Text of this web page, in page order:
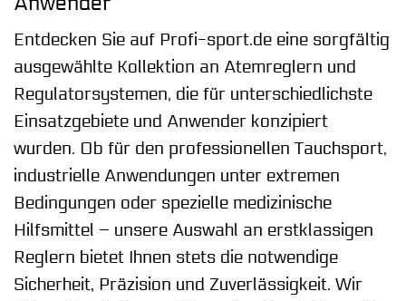
Entdecken Sie auf Profi-sport.de eine sorgfältig
ausgewählte Kollektion an Atemreglern und
Regulatorsystemen, die für unterschiedlichste
Einsatzgebiete und Anwender konzipiert
wurden. Ob für den professionellen Tauchsport,
industrielle Anwendungen unter extremen
Bedingungen oder spezielle medizinische
Hilfsmittel – unsere Auswahl an erstklassigen
Reglern bietet Ihnen stets die notwendige
Sicherheit, Präzision und Zuverlässigkeit. Wir